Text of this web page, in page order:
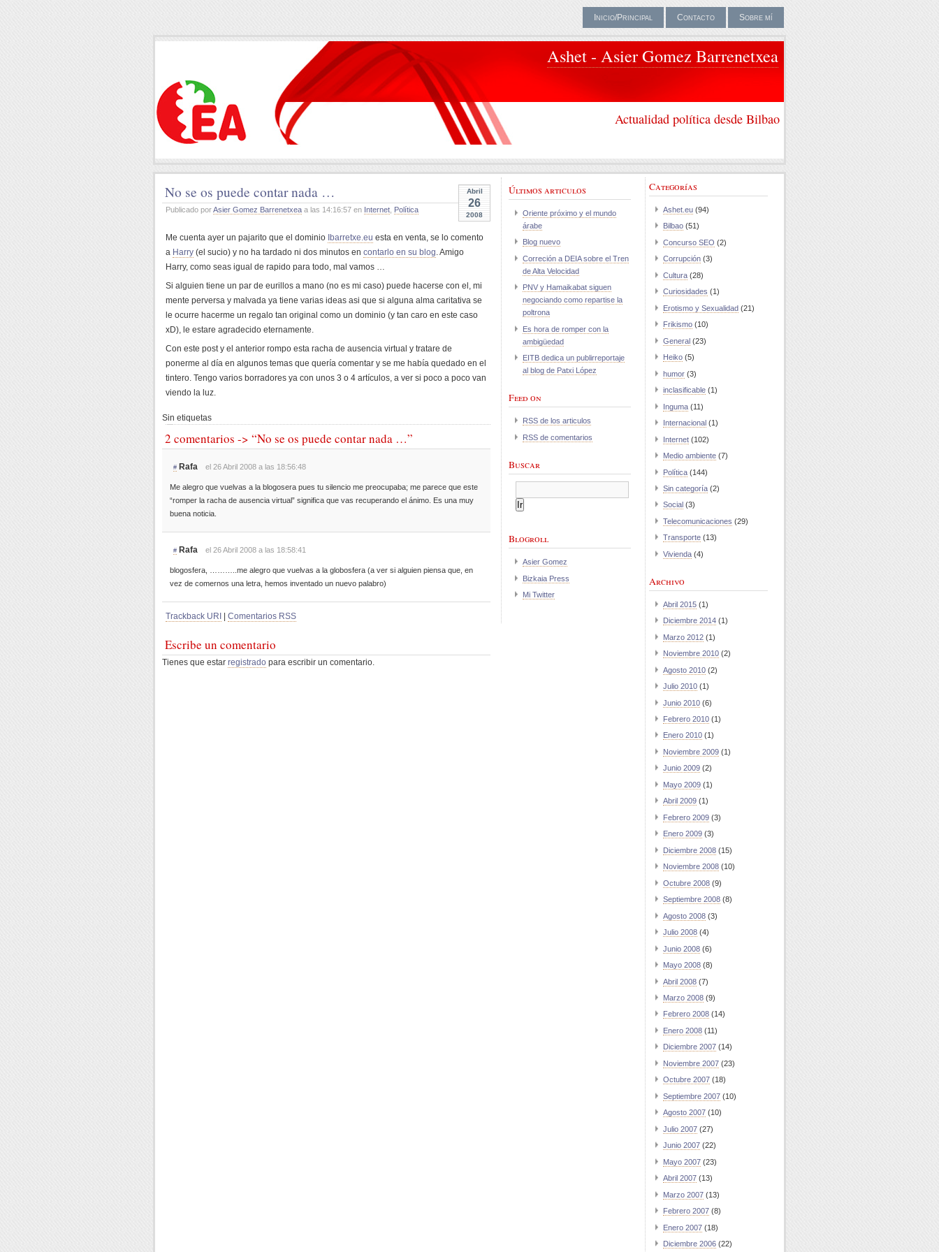
Inicio/Principal Contacto Sobre mí
Ashet - Asier Gomez Barrenetxea
Actualidad política desde Bilbao
Abril
26
2008
No se os puede contar nada …
Publicado porAsier Gomez Barrenetxea a las 14:16:57 en Internet Política
Me cuenta ayer un pajarito que el dominio Ibarretxe.eu esta en venta, se lo comento
a Harry (el sucio) y no ha tardado ni dos minutos en contarlo en su blog. Amigo
Harry, como seas igual de rapido para todo, mal vamos …
Si alguien tiene un par de eurillos a mano (no es mi caso) puede hacerse con el, mi
mente perversa y malvada ya tiene varias ideas asi que si alguna alma caritativa se
le ocurre hacerme un regalo tan original como un dominio (y tan caro en este caso
xD), le estare agradecido eternamente.
Con este post y el anterior rompo esta racha de ausencia virtual y tratare de
ponerme al día en algunos temas que quería comentar y se me había quedado en el
tintero. Tengo varios borradores ya con unos 3 o 4 artículos, a ver si poco a poco van
viendo la luz.
Sin etiquetas
2 comentarios -> “No se os puede contar nada …”
# Rafa el 26 Abril 2008 a las 18:56:48
Me alegro que vuelvas a la blogosera pues tu silencio me preocupaba; me parece que este
“romper la racha de ausencia virtual” significa que vas recuperando el ánimo. Es una muy
buena noticia.
# Rafa el 26 Abril 2008 a las 18:58:41
blogosfera, ………..me alegro que vuelvas a la globosfera (a ver si alguien piensa que, en
vez de comernos una letra, hemos inventado un nuevo palabro)
Trackback URI Comentarios RSS
Escribe un comentario
Tienes que estar registrado para escribir un comentario.
Últimos articulos
Oriente próximo y el mundo
árabe
Blog nuevo
Correción a DEIA sobre el Tren
de Alta Velocidad
PNV y Hamaikabat siguen
negociando como repartise la
poltrona
Es hora de romper con la
ambigüedad
EITB dedica un publirreportaje
al blog de Patxi López
Feed on
RSS de los articulos
RSS de comentarios
Buscar
Blogroll
Asier Gomez
Bizkaia Press
Mi Twitter
Categorías
Ashet.eu (94)
Bilbao (51)
Concurso SEO (2)
Corrupción (3)
Cultura (28)
Curiosidades (1)
Erotismo y Sexualidad (21)
Frikismo (10)
General (23)
Heiko (5)
humor (3)
inclasificable (1)
Inguma (11)
Internacional (1)
Internet (102)
Medio ambiente (7)
Política (144)
Sin categoría (2)
Social (3)
Telecomunicaciones (29)
Transporte (13)
Vivienda (4)
Archivo
Abril 2015 (1)
Diciembre 2014 (1)
Marzo 2012 (1)
Noviembre 2010 (2)
Agosto 2010 (2)
Julio 2010 (1)
Junio 2010 (6)
Febrero 2010 (1)
Enero 2010 (1)
Noviembre 2009 (1)
Junio 2009 (2)
Mayo 2009 (1)
Abril 2009 (1)
Febrero 2009 (3)
Enero 2009 (3)
Diciembre 2008 (15)
Noviembre 2008 (10)
Octubre 2008 (9)
Septiembre 2008 (8)
Agosto 2008 (3)
Julio 2008 (4)
Junio 2008 (6)
Mayo 2008 (8)
Abril 2008 (7)
Marzo 2008 (9)
Febrero 2008 (14)
Enero 2008 (11)
Diciembre 2007 (14)
Noviembre 2007 (23)
Octubre 2007 (18)
Septiembre 2007 (10)
Agosto 2007 (10)
Julio 2007 (27)
Junio 2007 (22)
Mayo 2007 (23)
Abril 2007 (13)
Marzo 2007 (13)
Febrero 2007 (8)
Enero 2007 (18)
Diciembre 2006 (22)